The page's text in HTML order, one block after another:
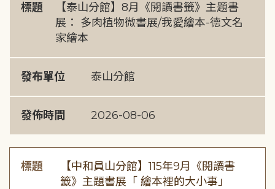
標題
【泰山分館】8月《閱讀書籤》主題書
展： 多肉植物微書展/我愛繪本-德文名
家繪本
發布單位 泰山分館
發佈時間 2026-08-06
標題
【中和員山分館】115年9月《閱讀書
籤》主題書展「 繪本裡的大小事」